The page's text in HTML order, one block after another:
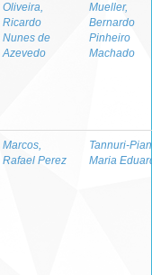
Oliveira,
Ricardo
Nunes de
Azevedo
Mueller,
Bernardo
Pinheiro
Machado
Marcos,
Rafael Perez
Tannuri-
Maria